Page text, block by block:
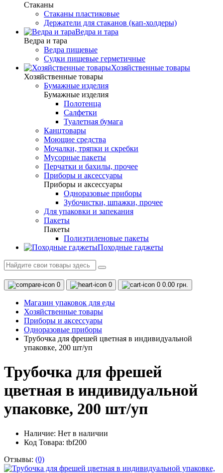
Стаканы
Стаканы пластиковые
Держатели для стаканов (кап-холдеры)
Ведра и тара
Ведра и тара
Ведра пищевые
Судки пищевые герметичные
Хозяйственные товары
Хозяйственные товары
Бумажные изделия
Бумажные изделия
Полотенца
Салфетки
Туалетная бумага
Канцтовары
Моющие средства
Мочалки, тряпки и скребки
Мусорные пакеты
Перчатки и бахилы, прочее
Приборы и аксессуары
Приборы и аксессуары
Одноразовые приборы
Зубочистки, шпажки, прочее
Для упаковки и запекания
Пакеты
Пакеты
Полиэтиленовые пакеты
Походные гаджеты
0 0 0 0.00 грн.
Магазин упаковок для еды
Хозяйственные товары
Приборы и аксессуары
Одноразовые приборы
Трубочка для фрешей цветная в индивидуальной
упаковке, 200 шт/уп
Трубочка для фрешей
цветная в индивидуальной
упаковке, 200 шт/уп
Наличие: Нет в наличии
Код Товара: tbf200
Отзывы: (0)